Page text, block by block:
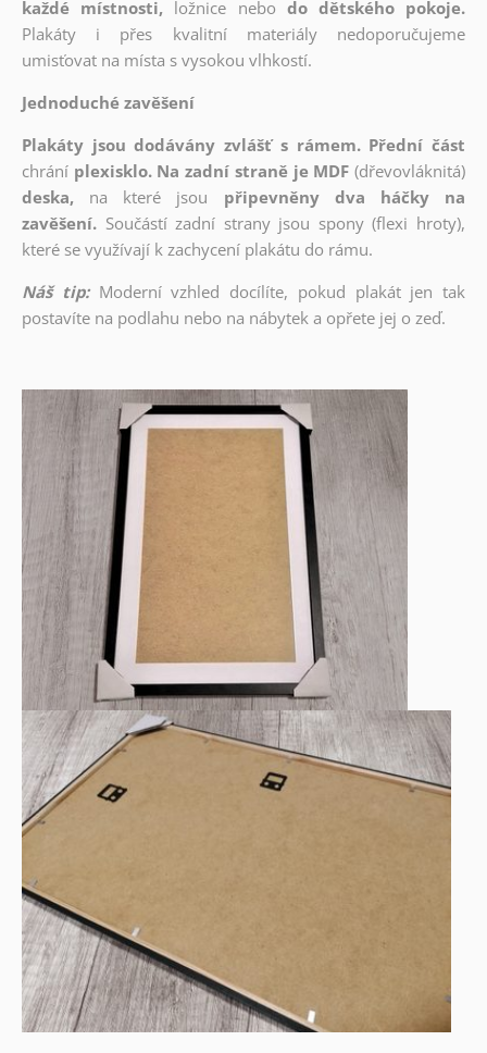
každé místnosti, ložnice nebo do dětského pokoje.
Plakáty i přes kvalitní materiály nedoporučujeme
umisťovat na místa s vysokou vlhkostí.
Jednoduché zavěšení
Plakáty jsou dodávány zvlášť s rámem. Přední část
chrání plexisklo. Na zadní straně je MDF (dřevovláknitá)
deska,
na které jsou
připevněny dva háčky na
zavěšení. Součástí zadní strany jsou spony (flexi hroty),
které se využívají k zachycení plakátu do rámu.
Náš tip: Moderní vzhled docílíte, pokud plakát jen tak
postavíte na podlahu nebo na nábytek a opřete jej o zeď.